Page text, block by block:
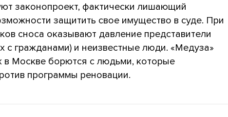
законопроект, фактически лишающий
защитить свое имущество в суде. При
сноса оказывают давление представители
с гражданами) и неизвестные люди. «Медуза»
в Москве борются с людьми, которые
программы реновации.